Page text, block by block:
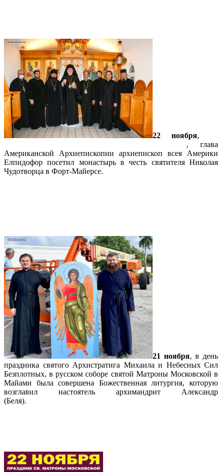
22 ноября,
, глава
Американской Архиепископии архиепископ всея Америки
Елпидофор посетил монастырь в честь святителя Николая
Чудотворца в Форт-Майерсе.
21 ноября, в день
праздника святого Архистратига Михаила и Небесных Сил
Безплотных, в русском соборе святой Матроны Московской в
Майами была совершена Божественная литургия, которую
возглавил настоятель архимандрит Александр
(Беля).